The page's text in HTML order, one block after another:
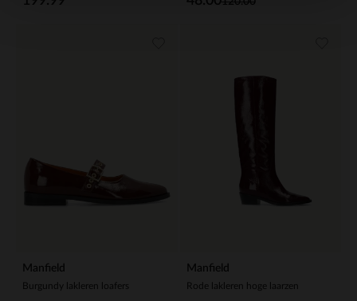
Manfield
Burgundy lakleren loafers
Manfield
Rode lakleren hoge laarzen